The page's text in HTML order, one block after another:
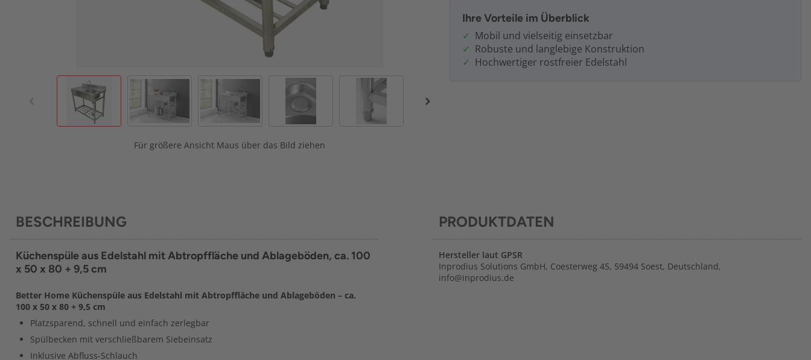
Für größere Ansicht Maus über das Bild ziehen
Ihre Vorteile im Überblick
Mobil und vielseitig einsetzbar
Robuste und langlebige Konstruktion
Hochwertiger rostfreier Edelstahl
BESCHREIBUNG
Küchenspüle aus Edelstahl mit Abtropffläche und Ablageböden, ca. 100
x 50 x 80 + 9,5 cm
Better Home Küchenspüle aus Edelstahl mit Abtropffläche und Ablageböden – ca.
100 x 50 x 80 + 9,5 cm
Platzsparend, schnell und einfach zerlegbar
Spülbecken mit verschließbarem Siebeinsatz
Inklusive Abfluss-Schlauch
PRODUKTDATEN
Hersteller laut GPSR
Inprodius Solutions GmbH, Coesterweg 45, 59494 Soest, Deutschland,
info@inprodius.de